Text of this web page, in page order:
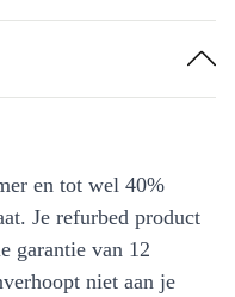
en tot wel 40%
Je refurbed product
garantie van 12
niet aan je